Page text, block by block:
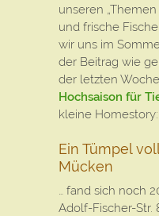
unseren
und frische
wir uns im
der Beitrag wie
der letzten
Hochsaison für
kleine Homestory:
Ein Tümpel
Mücken
… fand sich noch
Adolf-Fischer-Str.